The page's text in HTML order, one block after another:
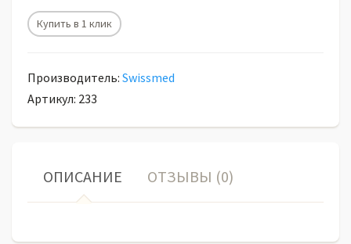
Купить в 1 клик
Производитель: Swissmed
Артикул: 233
ОПИСАНИЕ ОТЗЫВЫ (0)